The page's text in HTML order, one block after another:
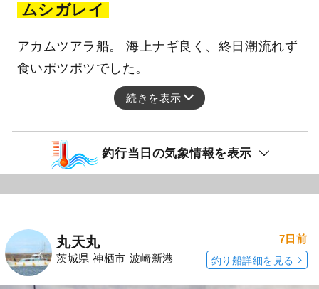
ムシガレイ
アカムツアラ船。 海上ナギ良く、終日潮流れず
食いポツポツでした。
続きを表示
釣行当日の気象情報を表示
丸天丸
茨城県 神栖市 波崎新港
7日前
釣り船詳細を見る